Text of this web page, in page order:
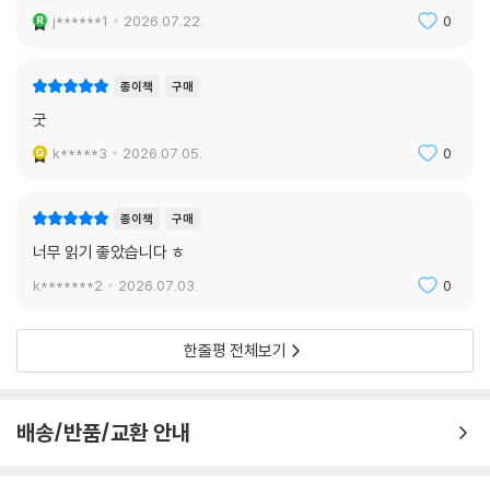
j******1 2026.07.22. 0
종이책 구매
굿
k*****3 2026.07.05. 0
종이책 구매
너무 읽기 좋았습니다 ㅎ
k*******2 2026.07.03. 0
한줄평 전체보기
배송/반품/교환 안내